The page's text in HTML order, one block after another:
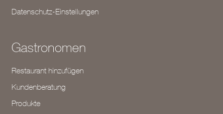
Datenschutz-Einstellungen
Gastronomen
Restaurant hinzufügen
Kundenberatung
Produkte